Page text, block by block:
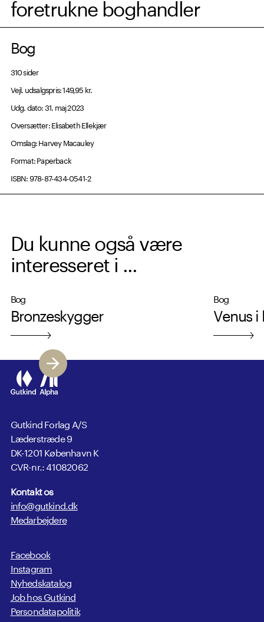
Bog
310 sider
Vejl. udsalgspris: 149,95 kr.
Udg. dato: 31. maj 2023
Oversætter: Elisabeth Ellekjær
Omslag: Harvey Macauley
Format: Paperback
ISBN: 978-87-434-0541-2
Du kunne også være
interesseret i ...
Bog
Bronzeskygger
Bog
Venus
Gutkind Forlag A/S
Læderstræde 9
DK-1201 København K
CVR-nr.: 41082062
Kontakt os
info@gutkind.dk
Medarbejdere
Facebook
Instagram
Nyhedskatalog
Job hos Gutkind
Persondatapolitik